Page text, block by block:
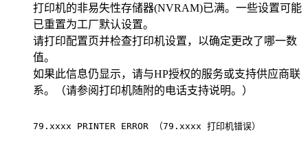
打印机的非易失性存储器(NVRAM)已满。一些设置可能
已重置为工厂默认设置。
请打印配置页并检查打印机设置，以确定更改了哪一数
值。
如果此信息仍显示，请与HP授权的服务或支持供应商联
系。（请参阅打印机随附的电话支持说明。）
79.xxxx PRINTER